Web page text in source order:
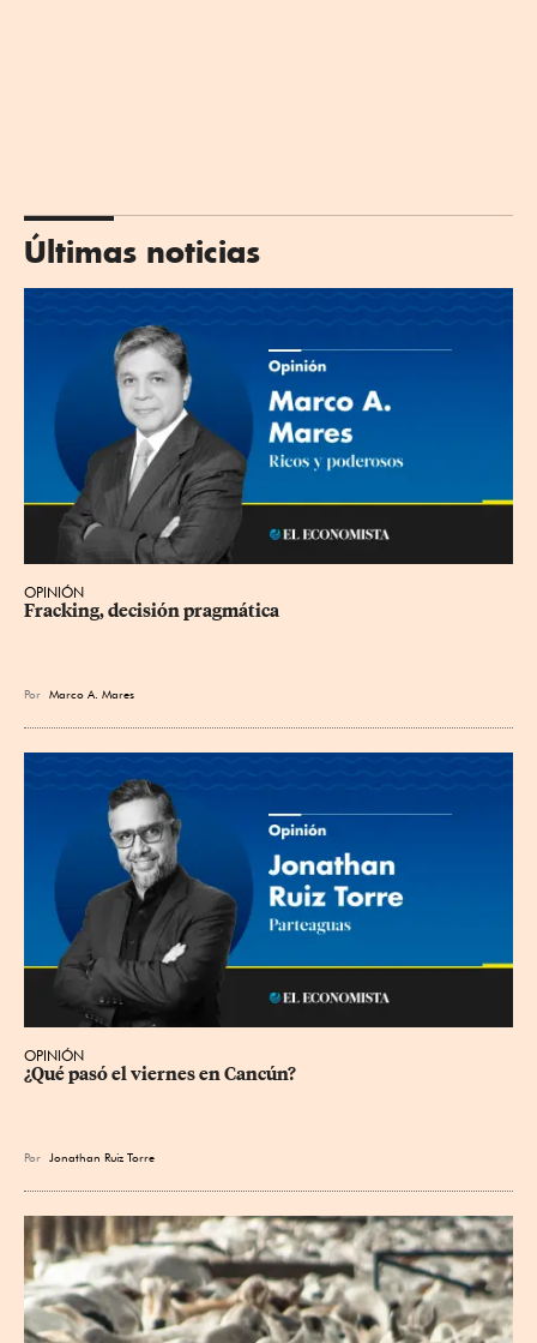
Últimas noticias
OPINIÓN
Fracking, decisión pragmática
Por Marco A. Mares
OPINIÓN
¿Qué pasó el viernes en Cancún?
Por Jonathan Ruiz Torre